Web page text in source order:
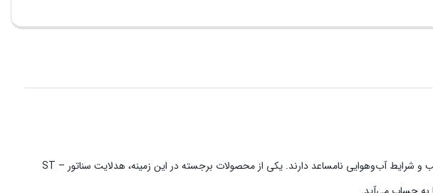
هدلایت‌ها یکی از مهم‌ترین بخش‌های سیستم روشنایی خودروها به شمار می‌آیند که تأثیر بسزایی در ایمنی رانندگی، به‌ویژه در شب و شرایط آب‌وهوایی نامساعد دارند. یکی از محصولات برجسته در این زمینه، هدلایت ‏سناتور ST –